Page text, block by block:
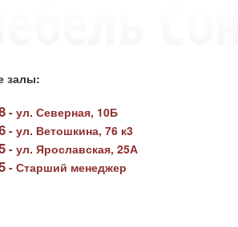
залы:
- ул. Северная, 10Б
- ул. Ветошкина, 76 к3
- ул. Ярославская, 25А
- Старший менеджер